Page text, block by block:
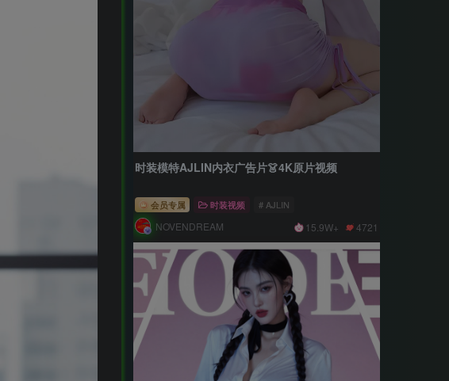
时装模特AJLIN内衣广告片👗4K原片视频
会员专属 时装视频 # AJLIN
NOVENDREAM 15.9W+ 4721